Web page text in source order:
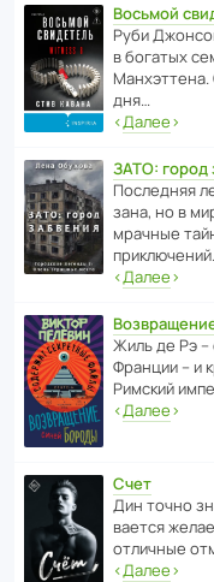
Восьмой
Руби
в богатых
Манх­эт­тена.
дня…
‹Далее›
ЗАТО: город
После­дняя
зана, но в
мрачные
‹Далее›
Жиль де Рэ –
Франции – и
Римский
‹Далее›
Счет
Дин точно
ва­ется
отли­чные
‹Далее›